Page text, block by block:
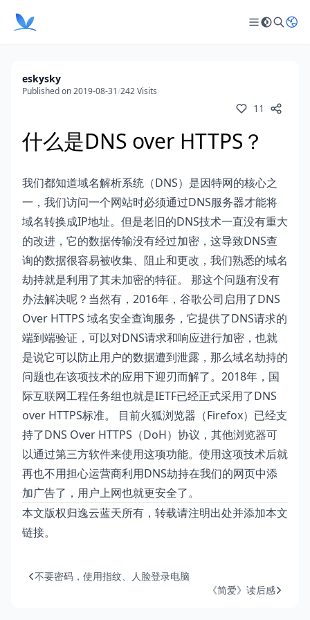
eskysky
Published on 2019-08-31/242 Visits
11
什么是DNS over HTTPS？
我们都知道域名解析系统（DNS）是因特网的核心之
一，我们访问一个网站时必须通过DNS服务器才能将
域名转换成IP地址。但是老旧的DNS技术一直没有重大
的改进，它的数据传输没有经过加密，这导致DNS查
询的数据很容易被收集、阻止和更改，我们熟悉的域名
劫持就是利用了其未加密的特征。 那这个问题有没有
办法解决呢？当然有，2016年，谷歌公司启用了DNS
Over HTTPS 域名安全查询服务，它提供了DNS请求的
端到端验证，可以对DNS请求和响应进行加密，也就
是说它可以防止用户的数据遭到泄露，那么域名劫持的
问题也在该项技术的应用下迎刃而解了。2018年，国
际互联网工程任务组也就是IETF已经正式采用了DNS
over HTTPS标准。 目前火狐浏览器（Firefox）已经支
持了DNS Over HTTPS（DoH）协议，其他浏览器可
以通过第三方软件来使用这项功能。使用这项技术后就
再也不用担心运营商利用DNS劫持在我们的网页中添
加广告了，用户上网也就更安全了。
本文版权归逸云蓝天所有，转载请注明出处并添加本文
链接。
不要密码，使用指纹、人脸登录电脑
《简爱》读后感